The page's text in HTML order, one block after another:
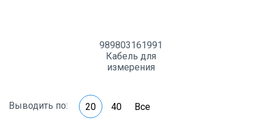
989803161991
Кабель для
измерения
Выводить по: 20 40 Все